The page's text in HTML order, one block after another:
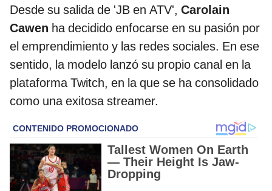
Desde su salida de 'JB en ATV', Carolain
Cawen ha decidido enfocarse en su pasión por
el emprendimiento y las redes sociales. En ese
sentido, la modelo lanzó su propio canal en la
plataforma Twitch, en la que se ha consolidado
como una exitosa streamer.